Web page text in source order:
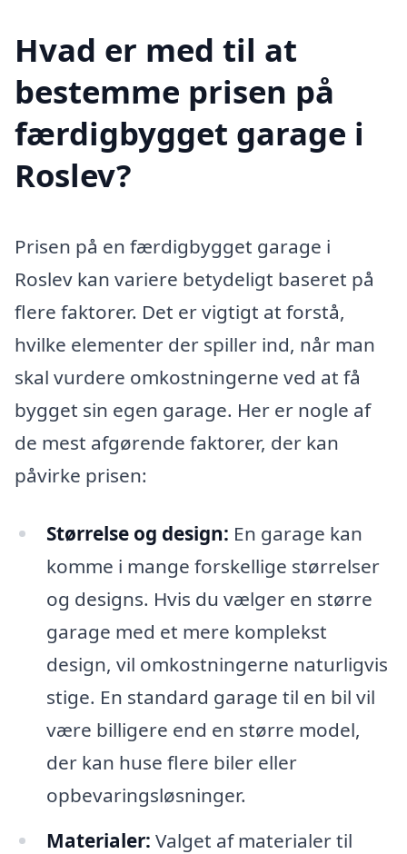
Hvad er med til at
bestemme prisen på
færdigbygget garage i
Roslev?
Prisen på en færdigbygget garage i
Roslev kan variere betydeligt baseret på
flere faktorer. Det er vigtigt at forstå,
hvilke elementer der spiller ind, når man
skal vurdere omkostningerne ved at få
bygget sin egen garage. Her er nogle af
de mest afgørende faktorer, der kan
påvirke prisen:
Størrelse og design: En garage kan
komme i mange forskellige størrelser
og designs. Hvis du vælger en større
garage med et mere komplekst
design, vil omkostningerne naturligvis
stige. En standard garage til en bil vil
være billigere end en større model,
der kan huse flere biler eller
opbevaringsløsninger.
Materialer: Valget af materialer til